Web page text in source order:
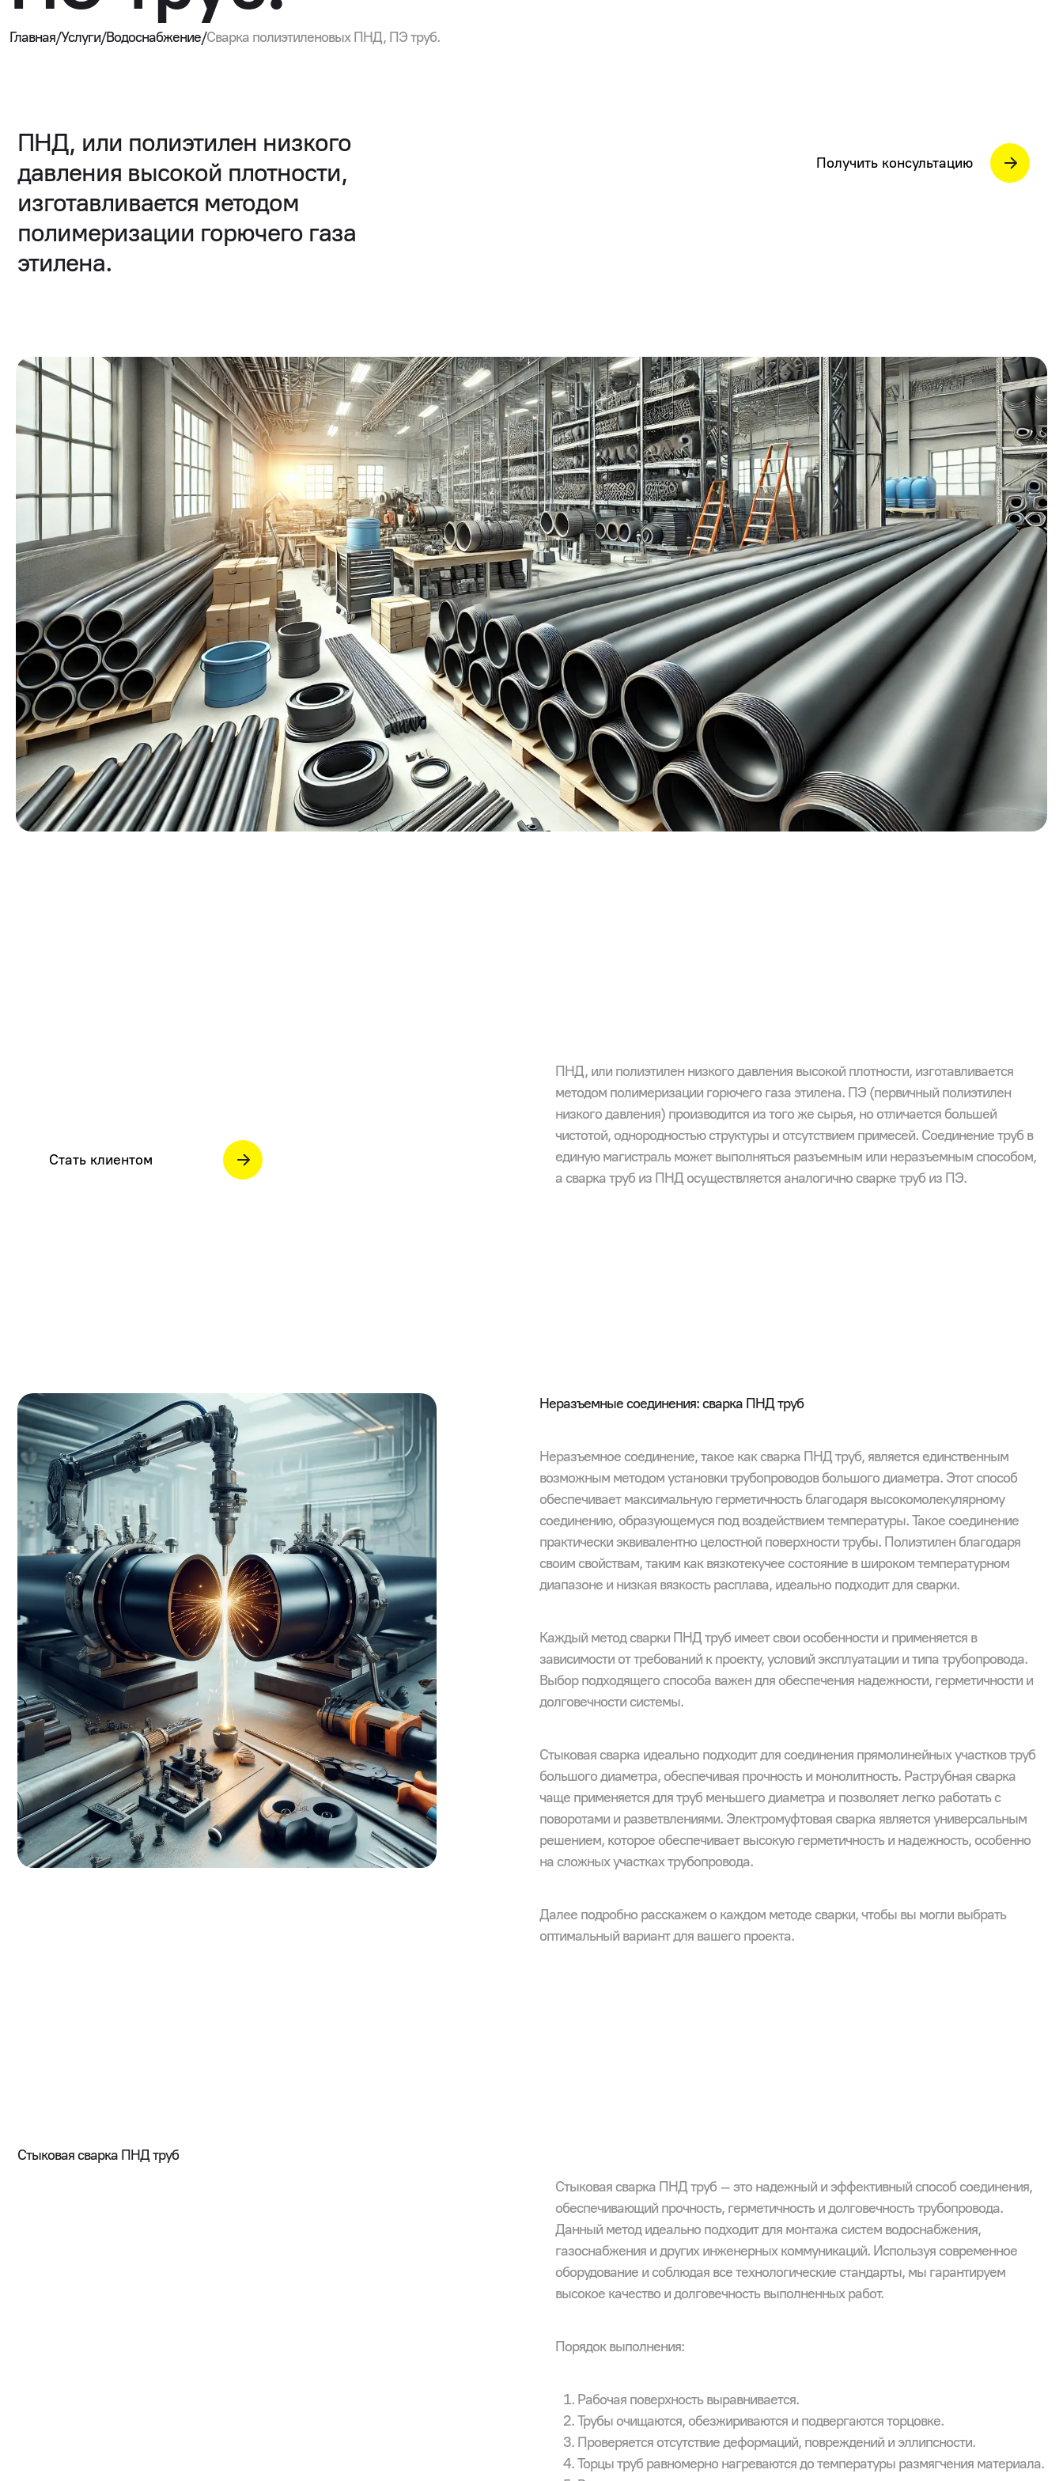
Пусконаладочные работы Прямой договор энергоснабжения
Сварка полиэтиленовых ПНД, ПЭ труб
Заключение прямого договора теплоснабжения
База знаний
Главная/Услуги/Водоснабжение/Сварка полиэтиленовых ПНД, ПЭ труб.
ПНД, или полиэтилен низкого
давления высокой плотности,
изготавливается методом
полимеризации горючего газа
этилена.
Получить консультацию
Стать клиентом
ПНД, или полиэтилен низкого давления высокой плотности, изготавливается
методом полимеризации горючего газа этилена. ПЭ (первичный полиэтилен
низкого давления) производится из того же сырья, но отличается большей
чистотой, однородностью структуры и отсутствием примесей. Соединение труб в
единую магистраль может выполняться разъемным или неразъемным способом,
а сварка труб из ПНД осуществляется аналогично сварке труб из ПЭ.
Неразъемные соединения: сварка ПНД труб
Неразъемное соединение, такое как сварка ПНД труб, является единственным
возможным методом установки трубопроводов большого диаметра. Этот способ
обеспечивает максимальную герметичность благодаря высокомолекулярному
соединению, образующемуся под воздействием температуры. Такое соединение
практически эквивалентно целостной поверхности трубы. Полиэтилен благодаря
своим свойствам, таким как вязкотекучее состояние в широком температурном
диапазоне и низкая вязкость расплава, идеально подходит для сварки.
Каждый метод сварки ПНД труб имеет свои особенности и применяется в
зависимости от требований к проекту, условий эксплуатации и типа трубопровода.
Выбор подходящего способа важен для обеспечения надежности, герметичности и
долговечности системы.
Стыковая сварка идеально подходит для соединения прямолинейных участков труб
большого диаметра, обеспечивая прочность и монолитность. Раструбная сварка
чаще применяется для труб меньшего диаметра и позволяет легко работать с
поворотами и разветвлениями. Электромуфтовая сварка является универсальным
решением, которое обеспечивает высокую герметичность и надежность, особенно
на сложных участках трубопровода.
Далее подробно расскажем о каждом методе сварки, чтобы вы могли выбрать
оптимальный вариант для вашего проекта.
Стыковая сварка ПНД труб
Стыковая сварка ПНД труб – это надежный и эффективный способ соединения,
обеспечивающий прочность, герметичность и долговечность трубопровода.
Данный метод идеально подходит для монтажа систем водоснабжения,
газоснабжения и других инженерных коммуникаций. Используя современное
оборудование и соблюдая все технологические стандарты, мы гарантируем
высокое качество и долговечность выполненных работ.
Порядок выполнения:
Рабочая поверхность выравнивается.
Трубы очищаются, обезжириваются и подвергаются торцовке.
Проверяется отсутствие деформаций, повреждений и эллипсности.
Торцы труб равномерно нагреваются до температуры размягчения материала.